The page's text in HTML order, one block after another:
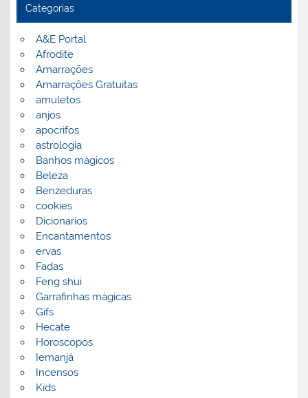
Categorias
A&E Portal
Afrodite
Amarrações
Amarrações Gratuitas
amuletos
anjos
apocrifos
astrologia
Banhos mágicos
Beleza
Benzeduras
cookies
Dicionarios
Encantamentos
ervas
Fadas
Feng shui
Garrafinhas mágicas
Gifs
Hecate
Horoscopos
Iemanjá
Incensos
Kids